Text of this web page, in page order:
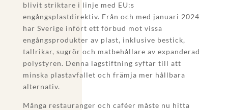
blivit striktare i linje med EU:s
engångsplastdirektiv. Från och med januari 2024
har Sverige infört ett förbud mot vissa
engångsprodukter av plast, inklusive bestick,
tallrikar, sugrör och matbehållare av expanderad
polystyren. Denna lagstiftning syftar till att
minska plastavfallet och främja mer hållbara
alternativ.
Många restauranger och caféer måste nu hitta